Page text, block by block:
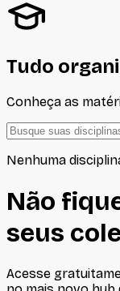
Tudo
Conheça as
Nenhuma
Não
seus
Acesse